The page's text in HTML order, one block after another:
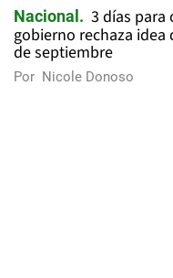
Nacional
3 días para
gobierno rechaza idea
de septiembre
Por Nicole Donoso